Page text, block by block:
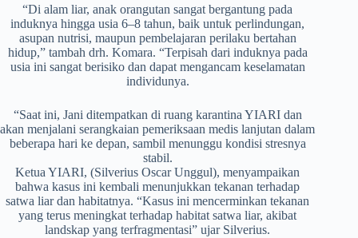
“Di alam liar, anak orangutan sangat bergantung pada
induknya hingga usia 6–8 tahun, baik untuk perlindungan,
asupan nutrisi, maupun pembelajaran perilaku bertahan
hidup,” tambah drh. Komara. “Terpisah dari induknya pada
usia ini sangat berisiko dan dapat mengancam keselamatan
individunya.
“Saat ini, Jani ditempatkan di ruang karantina YIARI dan
akan menjalani serangkaian pemeriksaan medis lanjutan dalam
beberapa hari ke depan, sambil menunggu kondisi stresnya
stabil.
Ketua YIARI, (Silverius Oscar Unggul), menyampaikan
bahwa kasus ini kembali menunjukkan tekanan terhadap
satwa liar dan habitatnya. “Kasus ini mencerminkan tekanan
yang terus meningkat terhadap habitat satwa liar, akibat
landskap yang terfragmentasi” ujar Silverius.